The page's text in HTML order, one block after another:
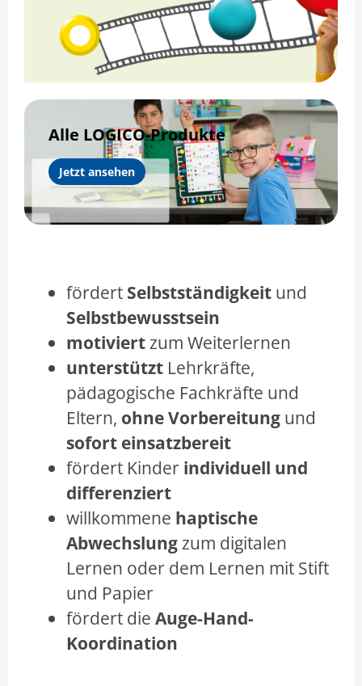
Alle LOGICO-Produkte
Jetzt ansehen
fördert Selbstständigkeit und
Selbstbewusstsein
motiviert zum Weiterlernen
unterstützt Lehrkräfte,
pädagogische Fachkräfte und
Eltern, ohne Vorbereitung und
sofort einsatzbereit
fördert Kinder individuell und
differenziert
willkommene haptische
Abwechslung zum digitalen
Lernen oder dem Lernen mit Stift
und Papier
fördert die Auge-Hand-
Koordination